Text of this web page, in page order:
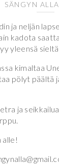
SÄNGYN
ja neljän
kadota
yleensä
kimaltaa
pölyt päältä
ja
alle!